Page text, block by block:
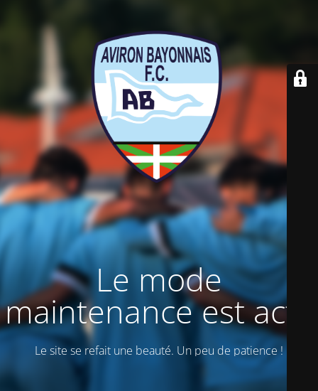
Le mode
maintenance est actif
Le site se refait une beauté. Un peu de patience !